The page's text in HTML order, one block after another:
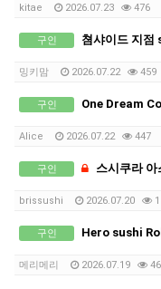
kitae 2026.07.23 476
구인 쳠샤이드 지점
밍키맘 2026.07.22 459
구인 One Dream
Alice 2026.07.22 447
구인 스시쿠라 아스콧
brissushi 2026.07.20 1
구인 Hero sushi Robina
메리메리 2026.07.19